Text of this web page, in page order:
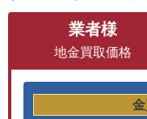
業者様
地金買取価格